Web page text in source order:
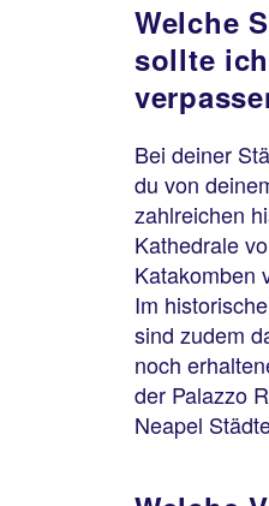
Welche
sollte
Bei deiner
du von
zahlreichen
Kathedrale
Katakomben
Im
sind zudem
noch
der Palazzo
Neapel